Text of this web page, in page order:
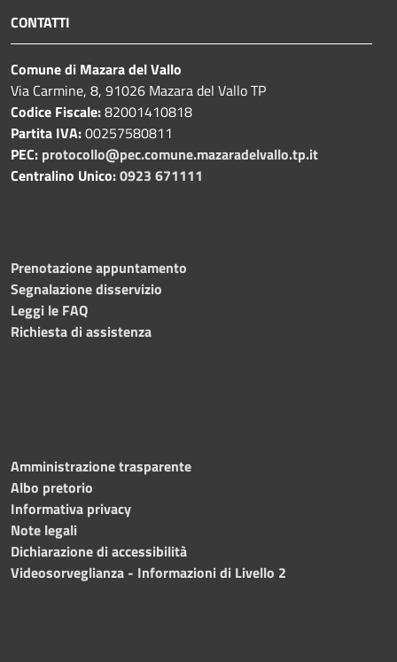
CONTATTI
Comune di Mazara del Vallo
Via Carmine, 8, 91026 Mazara del Vallo TP
Codice Fiscale:82001410818
Partita IVA:00257580811
PEC: protocollo@pec.comune.mazaradelvallo.tp.it
Centralino Unico:0923 671111
Prenotazione appuntamento
Segnalazione disservizio
Leggi le FAQ
Richiesta di assistenza
Amministrazione trasparente
Albo pretorio
Informativa privacy
Note legali
Dichiarazione di accessibilità
Videosorveglianza - Informazioni di Livello 2